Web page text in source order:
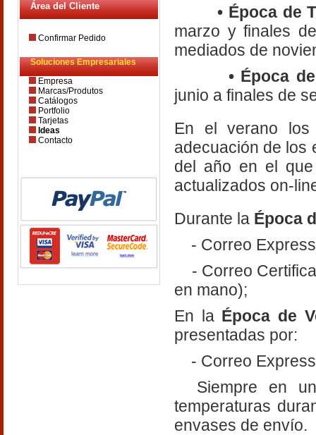
Área del Cliente
Confirmar Pedido
Soluciones Empresariales
Empresa
Marcas/Produtos
Catálogos
Portfolio
Tarjetas
Ideas
Contacto
• Época de
marzo y finales
mediados de
• Época
junio a finales de
En el verano los
adecuación de los
del año en el
actualizados on-
Durante la Época
- Correo
- Correo
en mano);
En la Época de
presentadas por:
- Correo
Siempre en un
temperaturas
envases de envío.